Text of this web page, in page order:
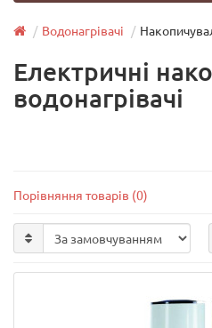
Водонагрівачі
Електричні
водонагрівачі
Порівняння товарів (0)